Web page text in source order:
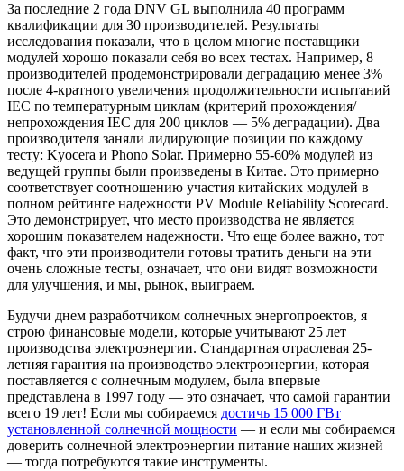
За последние 2 года DNV GL выполнила 40 программ
квалификации для 30 производителей. Результаты
исследования показали, что в целом многие поставщики
модулей хорошо показали себя во всех тестах. Например, 8
производителей продемонстрировали деградацию менее 3%
после 4-кратного увеличения продолжительности испытаний
IEC по температурным циклам (критерий прохождения/
непрохождения IEC для 200 циклов — 5% деградации). Два
производителя заняли лидирующие позиции по каждому
тесту: Kyocera и Phono Solar. Примерно 55-60% модулей из
ведущей группы были произведены в Китае. Это примерно
соответствует соотношению участия китайских модулей в
полном рейтинге надежности PV Module Reliability Scorecard.
Это демонстрирует, что место производства не является
хорошим показателем надежности. Что еще более важно, тот
факт, что эти производители готовы тратить деньги на эти
очень сложные тесты, означает, что они видят возможности
для улучшения, и мы, рынок, выиграем.
Будучи днем разработчиком солнечных энергопроектов, я
строю финансовые модели, которые учитывают 25 лет
производства электроэнергии. Стандартная отраслевая 25-
летняя гарантия на производство электроэнергии, которая
поставляется с солнечным модулем, была впервые
представлена в 1997 году — это означает, что самой гарантии
всего 19 лет! Если мы собираемся достичь 15 000 ГВт
установленной солнечной мощности — и если мы собираемся
доверить солнечной электроэнергии питание наших жизней
— тогда потребуются такие инструменты.